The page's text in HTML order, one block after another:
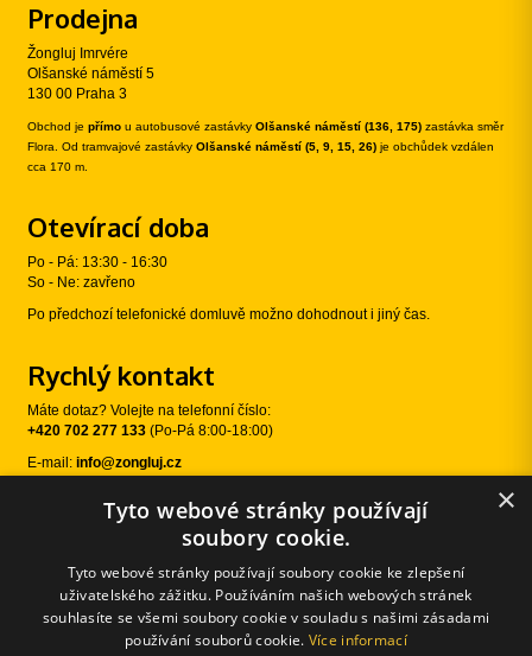
Prodejna
Žongluj Imrvére
Olšanské náměstí 5
130 00 Praha 3
Obchod je přímo u autobusové zastávky Olšanské náměstí (136, 175) zastávka směr
Flora. Od tramvajové zastávky Olšanské náměstí (5, 9, 15, 26) je obchůdek vzdálen
cca 170 m.
Otevírací doba
Po - Pá: 13:30 - 16:30
So - Ne: zavřeno
Po předchozí telefonické domluvě možno dohodnout i jiný čas.
Rychlý kontakt
Máte dotaz? Volejte na telefonní číslo:
+420 702 277 133 (Po-Pá 8:00-18:00)
E-mail: info@zongluj.cz
Sledujte nás
×
Tyto webové stránky používají
soubory cookie.
Tyto webové stránky používají soubory cookie ke zlepšení
uživatelského zážitku. Používáním našich webových stránek
souhlasíte se všemi soubory cookie v souladu s našimi zásadami
používání souborů cookie. Více informací